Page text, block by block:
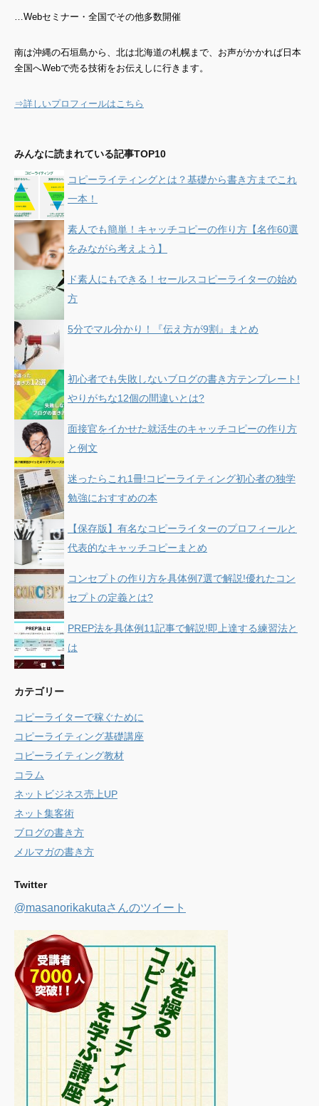
…Webセミナー・全国でその他多数開催
南は沖縄の石垣島から、北は北海道の札幌まで、お声がかかれば日本
全国へWebで売る技術をお伝えしに行きます。
⇒詳しいプロフィールはこちら
みんなに読まれている記事TOP10
コピーライティングとは？基礎から書き方までこれ
一本！
素人でも簡単！キャッチコピーの作り方【名作60選
をみながら考えよう】
ド素人にもできる！セールスコピーライターの始め
方
5分でマル分かり！『伝え方が9割』まとめ
初心者でも失敗しないブログの書き方テンプレート!
やりがちな12個の間違いとは?
面接官をイかせた就活生のキャッチコピーの作り方
と例文
迷ったらこれ1冊!コピーライティング初心者の独学
勉強におすすめの本
【保存版】有名なコピーライターのプロフィールと
代表的なキャッチコピーまとめ
コンセプトの作り方を具体例7選で解説!優れたコン
セプトの定義とは?
PREP法を具体例11記事で解説!即上達する練習法と
は
カテゴリー
コピーライターで稼ぐために
コピーライティング基礎講座
コピーライティング教材
コラム
ネットビジネス売上UP
ネット集客術
ブログの書き方
メルマガの書き方
Twitter
@masanorikakutaさんのツイート